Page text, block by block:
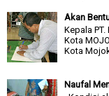
Akan
Kepala
Kota
Kota
Naufal